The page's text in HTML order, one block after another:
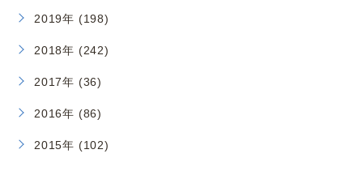
2019年 (198)
2018年 (242)
2017年 (36)
2016年 (86)
2015年 (102)